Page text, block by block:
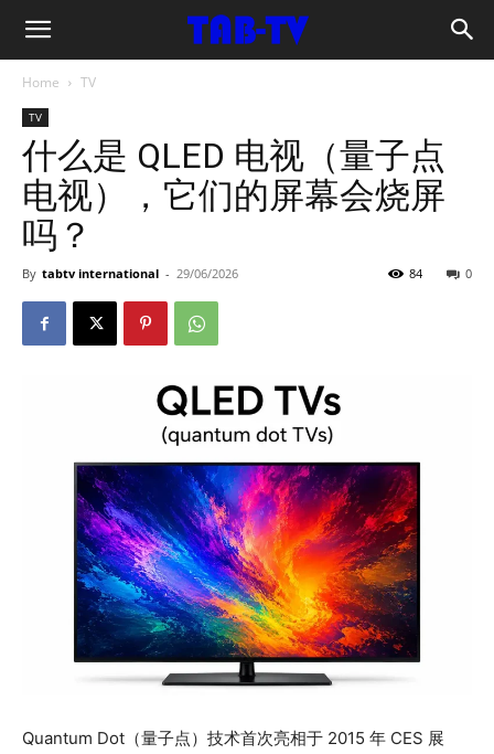
cn.tab-
Home TV
TV
什么是 QLED 电视（量子点
电视），它们的屏幕会烧屏
吗？
By tabtv international - 29/06/2026 0
84
Quantum Dot（量子点）技术首次亮相于 2015 年 CES 展